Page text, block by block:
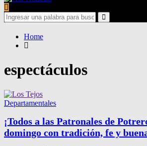
Search
for:
Search
Home
espectáculos
Departamentales
¡Todos a las Patronales de
domingo con tradición, fe y